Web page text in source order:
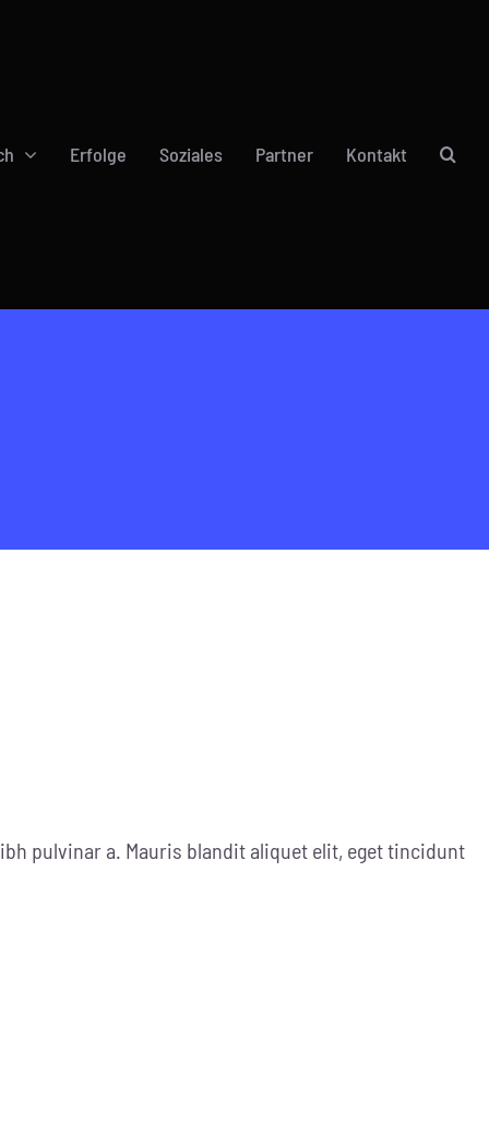
Erfolge Soziales Partner Kontakt
pulvinar a. Mauris blandit aliquet elit, eget tincidunt